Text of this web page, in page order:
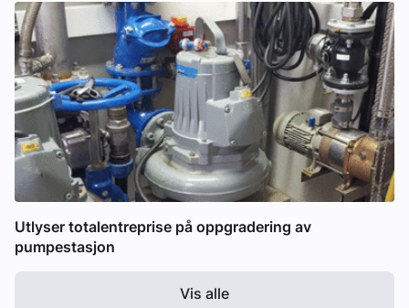
Utlyser totalentreprise på oppgradering av
pumpestasjon
Vis alle